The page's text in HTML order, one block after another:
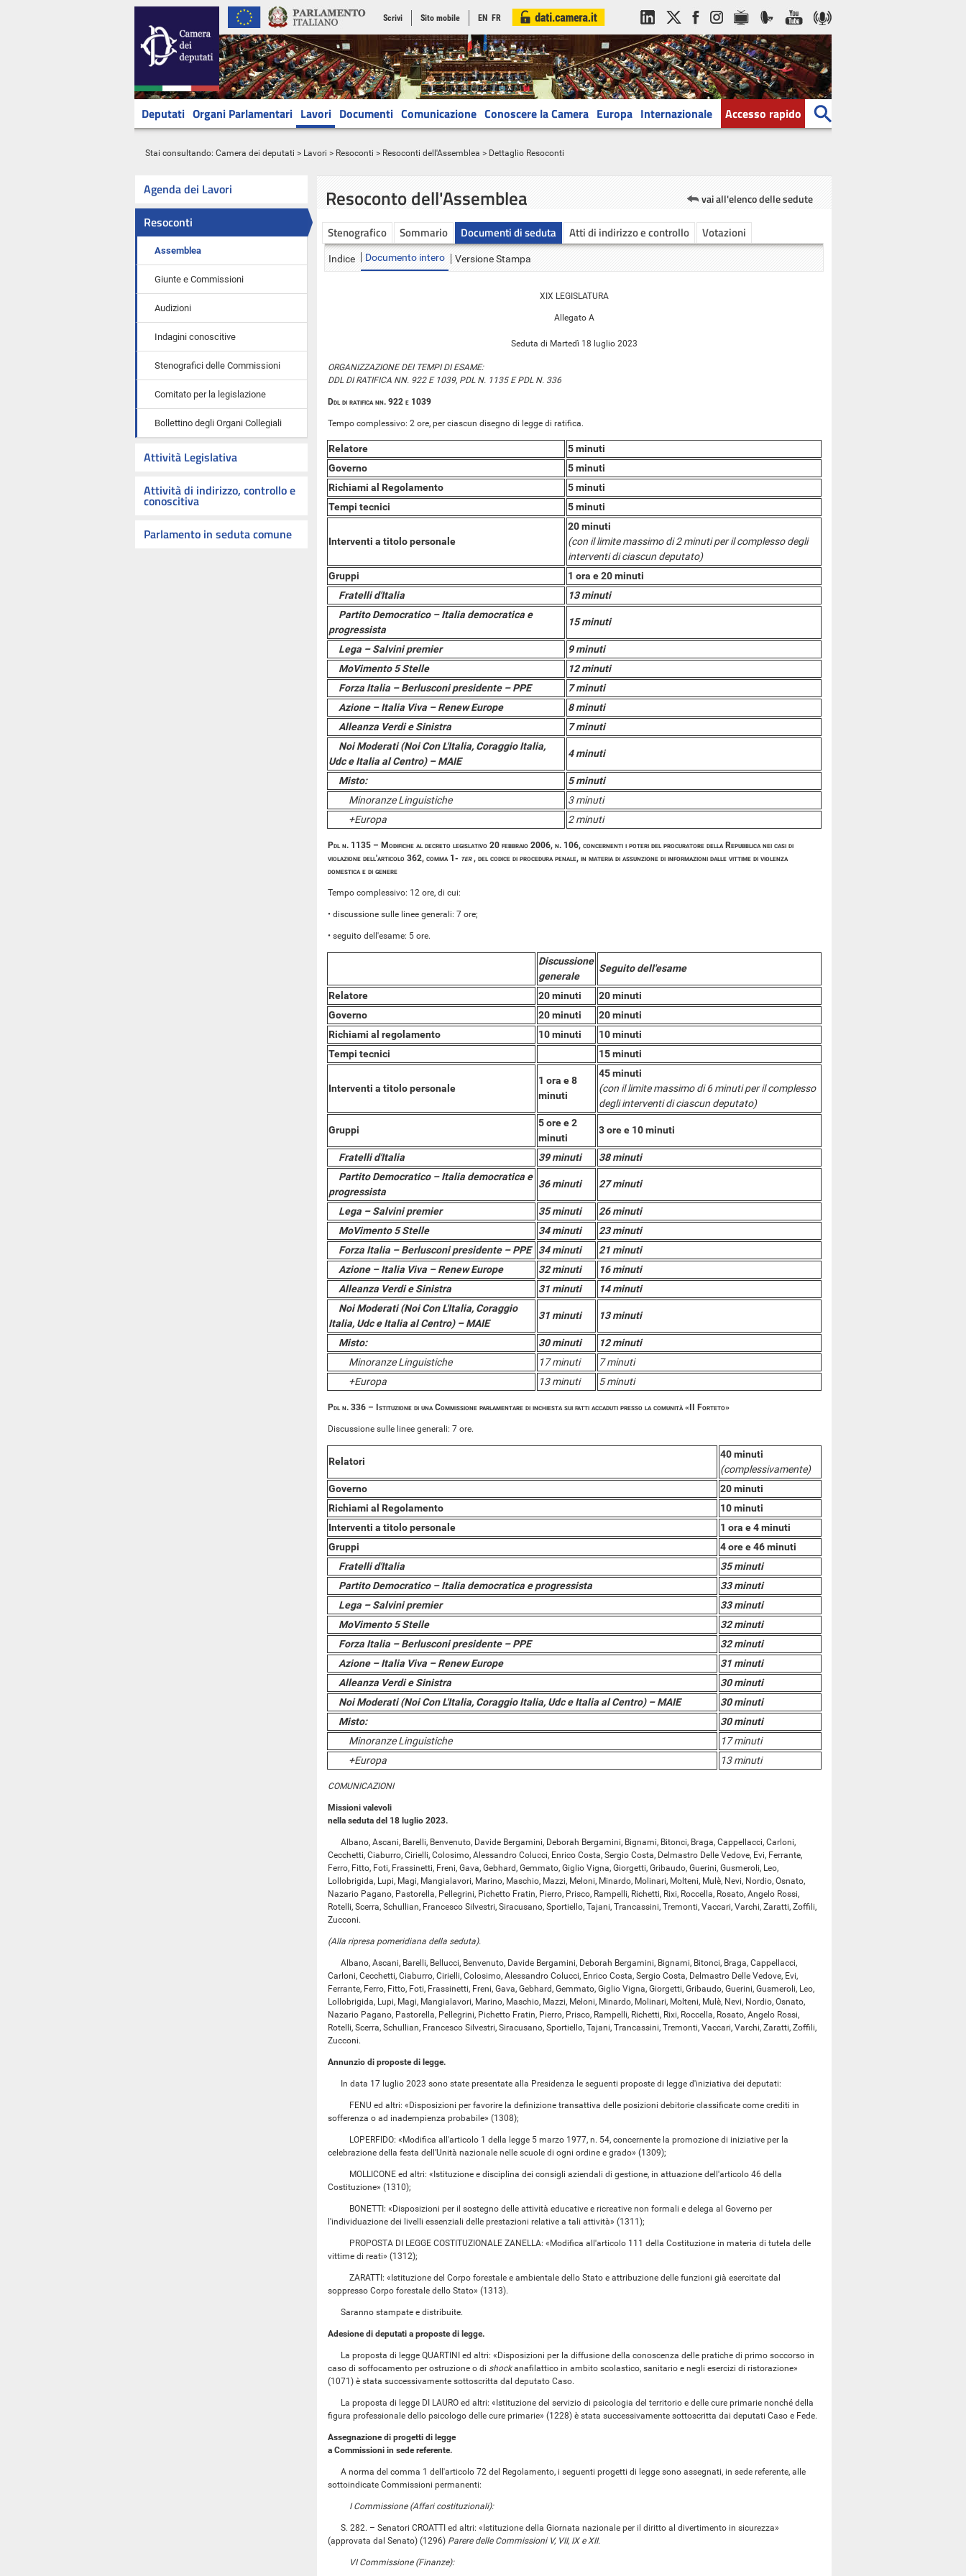
Scrivi Sito mobile EN FR
Deputati Organi Parlamentari Lavori Documenti Comunicazione Conoscere la Camera Europa Internazionale Accesso rapido
Stai consultando: Camera dei deputati > Lavori > Resoconti > Resoconti dell'Assemblea > Dettaglio Resoconti
Agenda dei Lavori
Resoconti
Assemblea
Giunte e Commissioni
Audizioni
Indagini conoscitive
Stenografici delle Commissioni
Comitato per la legislazione
Bollettino degli Organi Collegiali
Attività Legislativa
Attività di indirizzo, controllo e
conoscitiva
Parlamento in seduta comune
Resoconto dell'Assemblea vai all'elenco delle sedute
Stenografico Sommario Documenti di seduta Atti di indirizzo e controllo Votazioni
Indice Documento intero Versione Stampa
XIX LEGISLATURA
Allegato A
Seduta di Martedì 18 luglio 2023
ORGANIZZAZIONE DEI TEMPI DI ESAME:
DDL DI RATIFICA NN. 922 E 1039, PDL N. 1135 E PDL N. 336
Ddl di ratifica nn. 922 e 1039
Tempo complessivo: 2 ore, per ciascun disegno di legge di ratifica.
Relatore
5 minuti
Governo
5 minuti
Richiami al Regolamento
5 minuti
Tempi tecnici
5 minuti
Interventi a titolo personale
20 minuti
(con il limite massimo di 2 minuti per il complesso degli
interventi di ciascun deputato)
Gruppi
1 ora e 20 minuti
Fratelli d'Italia
13 minuti
Partito Democratico – Italia democratica e
progressista
15 minuti
Lega – Salvini premier
9 minuti
MoVimento 5 Stelle
12 minuti
Forza Italia – Berlusconi presidente – PPE
7 minuti
Azione – Italia Viva – Renew Europe
8 minuti
Alleanza Verdi e Sinistra
7 minuti
Noi Moderati (Noi Con L'Italia, Coraggio Italia,
Udc e Italia al Centro) – MAIE
4 minuti
Misto:
5 minuti
Minoranze Linguistiche
3 minuti
+Europa
2 minuti
Pdl n. 1135 – Modifiche al decreto legislativo 20 febbraio 2006, n. 106, concernenti i poteri del procuratore della Repubblica nei casi di
violazione dell'articolo 362, comma 1- ter , del codice di procedura penale, in materia di assunzione di informazioni dalle vittime di violenza
domestica e di genere
Tempo complessivo: 12 ore, di cui:
• discussione sulle linee generali: 7 ore;
• seguito dell'esame: 5 ore.
Discussione
generale
Seguito dell'esame
Relatore 20 minuti
20 minuti
Governo
20 minuti
20 minuti
Richiami al regolamento
10 minuti
10 minuti
Tempi tecnici
15 minuti
Interventi a titolo personale
1 ora e 8
minuti
45 minuti
(con il limite massimo di 6 minuti per il complesso
degli interventi di ciascun deputato)
Gruppi
5 ore e 2
minuti
3 ore e 10 minuti
Fratelli d'Italia 39 minuti
38 minuti
Partito Democratico – Italia democratica e
progressista
36 minuti 27 minuti
Lega – Salvini premier 35 minuti
26 minuti
MoVimento 5 Stelle
34 minuti
23 minuti
Forza Italia – Berlusconi presidente – PPE
34 minuti
21 minuti
Azione – Italia Viva – Renew Europe
32 minuti
16 minuti
Alleanza Verdi e Sinistra
31 minuti
14 minuti
Noi Moderati (Noi Con L'Italia, Coraggio
Italia, Udc e Italia al Centro) – MAIE
31 minuti 13 minuti
Misto: 30 minuti
12 minuti
Minoranze Linguistiche
17 minuti
7 minuti
+Europa
13 minuti 5 minuti
Pdl n. 336 – Istituzione di una Commissione parlamentare di inchiesta sui fatti accaduti presso la comunità «II Forteto»
Discussione sulle linee generali: 7 ore.
Relatori
40 minuti
(complessivamente)
Governo
20 minuti
Richiami al Regolamento
10 minuti
Interventi a titolo personale
1 ora e 4 minuti
Gruppi
4 ore e 46 minuti
Fratelli d'Italia
35 minuti
Partito Democratico – Italia democratica e progressista
33 minuti
Lega – Salvini premier
33 minuti
MoVimento 5 Stelle
32 minuti
Forza Italia – Berlusconi presidente – PPE
32 minuti
Azione – Italia Viva – Renew Europe
31 minuti
Alleanza Verdi e Sinistra
30 minuti
Noi Moderati (Noi Con L'Italia, Coraggio Italia, Udc e Italia al Centro) – MAIE
30 minuti
Misto:
30 minuti
Minoranze Linguistiche
17 minuti
+Europa
13 minuti
COMUNICAZIONI
Missioni valevoli
nella seduta del 18 luglio 2023.
Albano, Ascani, Barelli, Benvenuto, Davide Bergamini, Deborah Bergamini, Bignami, Bitonci, Braga, Cappellacci, Carloni,
Cecchetti, Ciaburro, Cirielli, Colosimo, Alessandro Colucci, Enrico Costa, Sergio Costa, Delmastro Delle Vedove, Evi, Ferrante,
Ferro, Fitto, Foti, Frassinetti, Freni, Gava, Gebhard, Gemmato, Giglio Vigna, Giorgetti, Gribaudo, Guerini, Gusmeroli, Leo,
Lollobrigida, Lupi, Magi, Mangialavori, Marino, Maschio, Mazzi, Meloni, Minardo, Molinari, Molteni, Mulè, Nevi, Nordio, Osnato,
Nazario Pagano, Pastorella, Pellegrini, Pichetto Fratin, Pierro, Prisco, Rampelli, Richetti, Rixi, Roccella, Rosato, Angelo Rossi,
Rotelli, Scerra, Schullian, Francesco Silvestri, Siracusano, Sportiello, Tajani, Trancassini, Tremonti, Vaccari, Varchi, Zaratti, Zoffili,
Zucconi.
(Alla ripresa pomeridiana della seduta).
Albano, Ascani, Barelli, Bellucci, Benvenuto, Davide Bergamini, Deborah Bergamini, Bignami, Bitonci, Braga, Cappellacci,
Carloni, Cecchetti, Ciaburro, Cirielli, Colosimo, Alessandro Colucci, Enrico Costa, Sergio Costa, Delmastro Delle Vedove, Evi,
Ferrante, Ferro, Fitto, Foti, Frassinetti, Freni, Gava, Gebhard, Gemmato, Giglio Vigna, Giorgetti, Gribaudo, Guerini, Gusmeroli, Leo,
Lollobrigida, Lupi, Magi, Mangialavori, Marino, Maschio, Mazzi, Meloni, Minardo, Molinari, Molteni, Mulè, Nevi, Nordio, Osnato,
Nazario Pagano, Pastorella, Pellegrini, Pichetto Fratin, Pierro, Prisco, Rampelli, Richetti, Rixi, Roccella, Rosato, Angelo Rossi,
Rotelli, Scerra, Schullian, Francesco Silvestri, Siracusano, Sportiello, Tajani, Trancassini, Tremonti, Vaccari, Varchi, Zaratti, Zoffili,
Zucconi.
Annunzio di proposte di legge.
In data 17 luglio 2023 sono state presentate alla Presidenza le seguenti proposte di legge d'iniziativa dei deputati:
FENU ed altri: «Disposizioni per favorire la definizione transattiva delle posizioni debitorie classificate come crediti in
sofferenza o ad inadempienza probabile» (1308);
LOPERFIDO: «Modifica all'articolo 1 della legge 5 marzo 1977, n. 54, concernente la promozione di iniziative per la
celebrazione della festa dell'Unità nazionale nelle scuole di ogni ordine e grado» (1309);
MOLLICONE ed altri: «Istituzione e disciplina dei consigli aziendali di gestione, in attuazione dell'articolo 46 della
Costituzione» (1310);
BONETTI: «Disposizioni per il sostegno delle attività educative e ricreative non formali e delega al Governo per
l'individuazione dei livelli essenziali delle prestazioni relative a tali attività» (1311);
PROPOSTA DI LEGGE COSTITUZIONALE ZANELLA: «Modifica all'articolo 111 della Costituzione in materia di tutela delle
vittime di reati» (1312);
ZARATTI: «Istituzione del Corpo forestale e ambientale dello Stato e attribuzione delle funzioni già esercitate dal
soppresso Corpo forestale dello Stato» (1313).
Saranno stampate e distribuite.
Adesione di deputati a proposte di legge.
La proposta di legge QUARTINI ed altri: «Disposizioni per la diffusione della conoscenza delle pratiche di primo soccorso in
caso di soffocamento per ostruzione o di shockanafilattico in ambito scolastico, sanitario e negli esercizi di ristorazione»
(1071) è stata successivamente sottoscritta dal deputato Caso.
La proposta di legge DI LAURO ed altri: «Istituzione del servizio di psicologia del territorio e delle cure primarie nonché della
figura professionale dello psicologo delle cure primarie» (1228) è stata successivamente sottoscritta dai deputati Caso e Fede.
Assegnazione di progetti di legge
a Commissioni in sede referente.
A norma del comma 1 dell'articolo 72 del Regolamento, i seguenti progetti di legge sono assegnati, in sede referente, alle
sottoindicate Commissioni permanenti:
I Commissione (Affari costituzionali):
S. 282. – Senatori CROATTI ed altri: «Istituzione della Giornata nazionale per il diritto al divertimento in sicurezza»
(approvata dal Senato) (1296) Parere delle Commissioni V, VII, IX e XII.
VI Commissione (Finanze):